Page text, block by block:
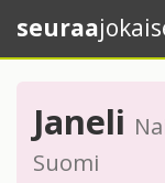
seuraa
Janeli
Suomi